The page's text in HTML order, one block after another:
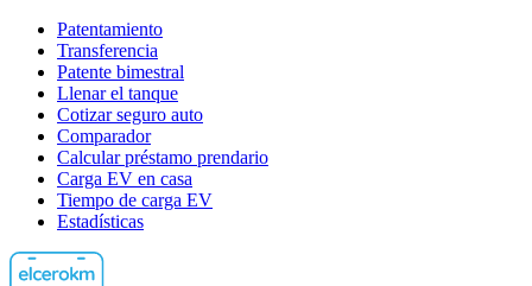
Patentamiento
Transferencia
Patente bimestral
Llenar el tanque
Cotizar seguro auto
Comparador
Calcular préstamo prendario
Carga EV en casa
Tiempo de carga EV
Estadísticas